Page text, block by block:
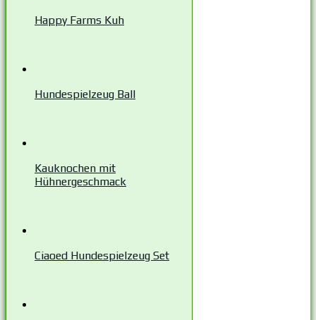
Happy Farms Kuh
Hundespielzeug Ball
Kauknochen mit
Hühnergeschmack
Ciaoed Hundespielzeug Set